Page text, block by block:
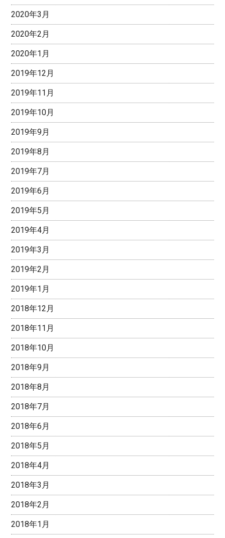
2020年3月
2020年2月
2020年1月
2019年12月
2019年11月
2019年10月
2019年9月
2019年8月
2019年7月
2019年6月
2019年5月
2019年4月
2019年3月
2019年2月
2019年1月
2018年12月
2018年11月
2018年10月
2018年9月
2018年8月
2018年7月
2018年6月
2018年5月
2018年4月
2018年3月
2018年2月
2018年1月